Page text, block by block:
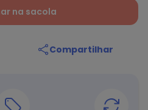
na sacola
Compartilhar